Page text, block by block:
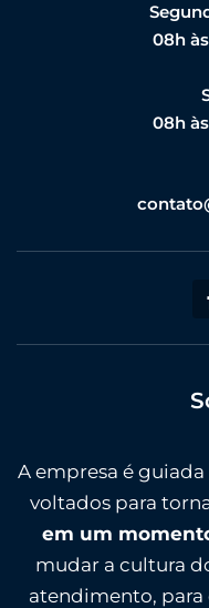
08h às
08h às
A empresa é
voltados para
em um
mudar a cultura
atendimento, para